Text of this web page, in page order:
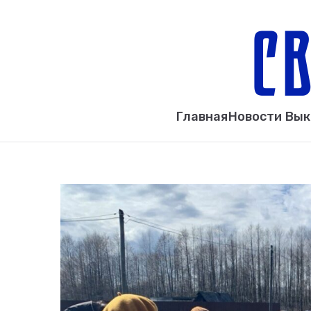
ГлавнаяНовости